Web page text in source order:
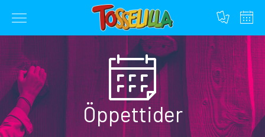
Hoppa
till
innehållet
Öppettider